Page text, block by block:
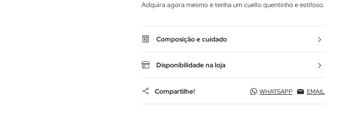
Adquira agora mesmo e tenha um cuello quentinho e estiloso.
Composição e cuidado
Disponibilidade na loja
Compartilhe! WHATSAPP EMAIL